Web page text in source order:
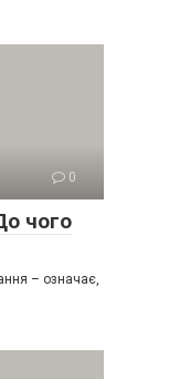
0
чого
– означає,